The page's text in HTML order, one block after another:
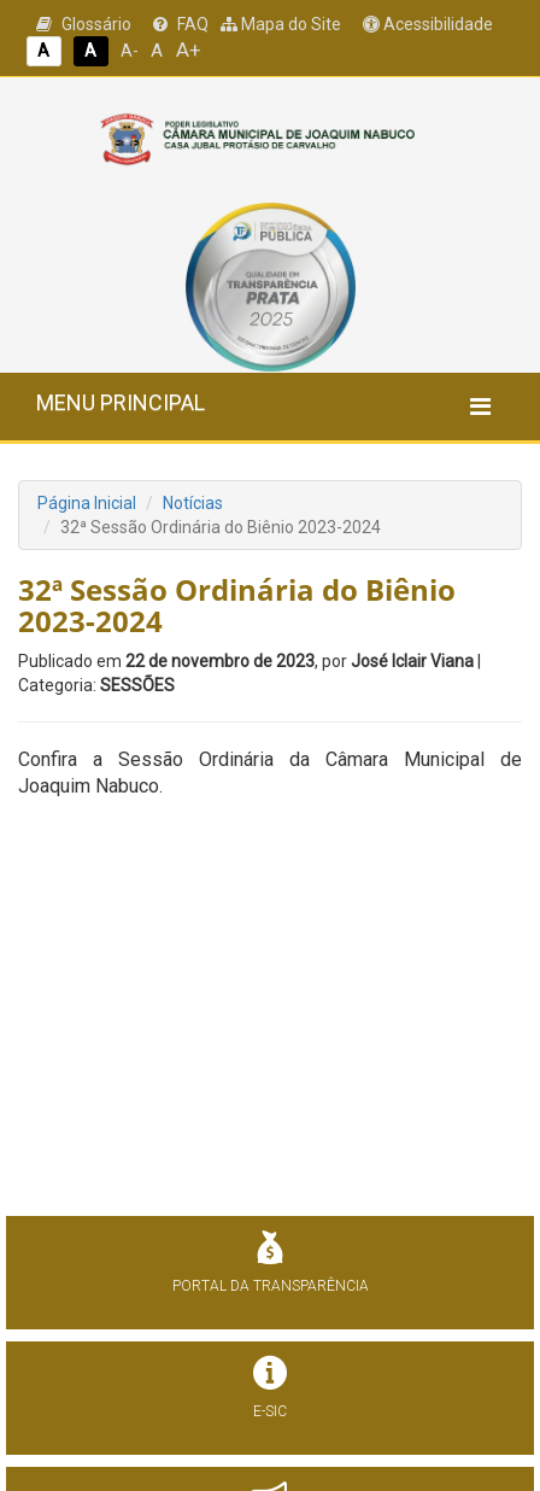
Glossário FAQ Mapa do Site
Acessibilidade
A
A A- A A+
MENU PRINCIPAL
Página Inicial
Notícias
32ª Sessão Ordinária do Biênio 2023-2024
32ª Sessão Ordinária do Biênio
2023-2024
Publicado em 22 de novembro de 2023, porJosé Iclair Viana
Categoria: SESSÕES
Confira a Sessão Ordinária da Câmara Municipal de
Joaquim Nabuco.
PORTAL DA TRANSPARÊNCIA
E-SIC